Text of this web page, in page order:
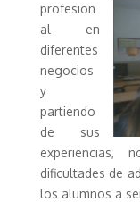
profesion
al en
diferentes
negocios
y
partiendo
de sus
dificultades de
los alumnos a